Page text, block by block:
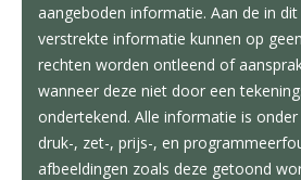
aangeboden informatie. Aan de in
verstrekte informatie kunnen op
rechten worden ontleend of
wanneer deze niet door een
ondertekend. Alle informatie is
druk-, zet-, prijs-, en
afbeeldingen zoals deze getoond